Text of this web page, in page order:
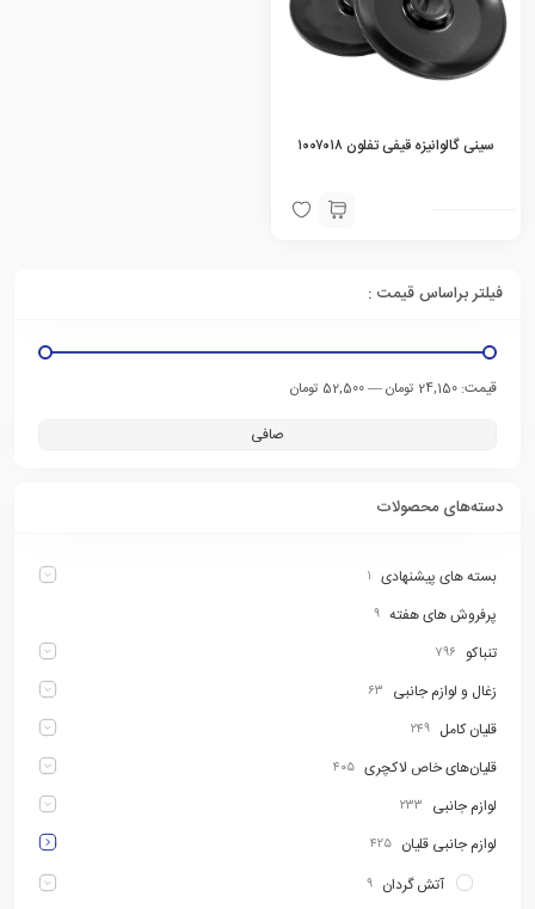
سینی گالوانیزه قیفی تفلون ۱۰۰۷۰۱۸
فیلتر براساس قیمت :
صافی
قيمت: 24,150 تومان —52,500 تومان
دسته‌های محصولات
بسته های پیشنهادی ۱
پرفروش های هفته ۹
تنباکو ۷۹۶
زغال و لوازم جانبی ۶۳
قلیان کامل ۲۴۹
قلیان‌های خاص لاکچری ۴۰۵
لوازم جانبی ۲۳۳
لوازم جانبی قلیان ۴۲۵
آتش گردان ۹